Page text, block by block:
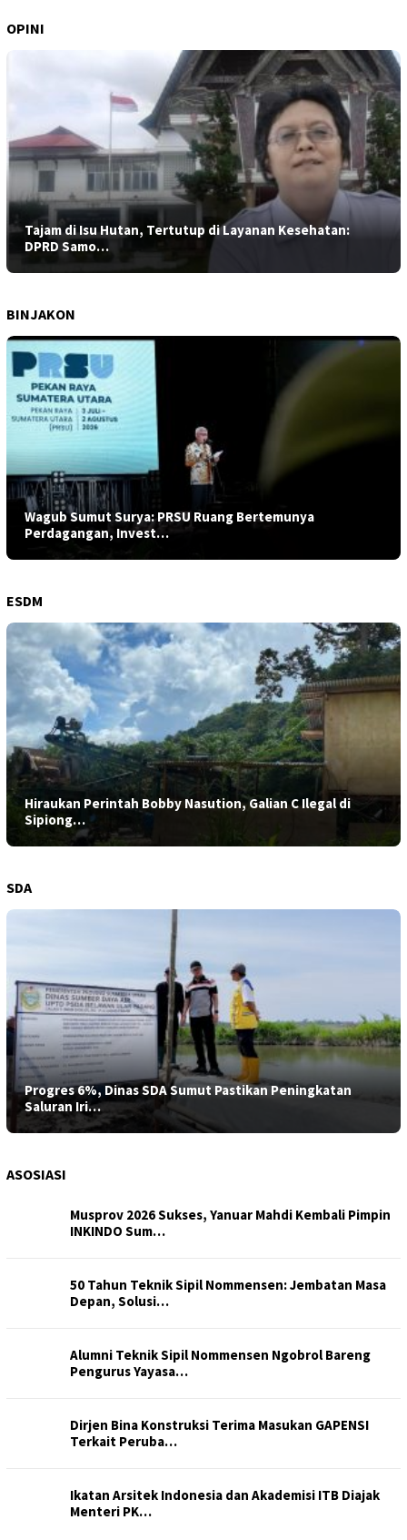
OPINI
Tajam di Isu Hutan, Tertutup di Layanan Kesehatan:
DPRD Samo…
BINJAKON
Wagub Sumut Surya: PRSU Ruang Bertemunya
Perdagangan, Invest…
ESDM
Hiraukan Perintah Bobby Nasution, Galian C Ilegal di
Sipiong…
SDA
Progres 6%, Dinas SDA Sumut Pastikan Peningkatan
Saluran Iri…
ASOSIASI
Musprov 2026 Sukses, Yanuar Mahdi Kembali Pimpin
INKINDO Sum…
50 Tahun Teknik Sipil Nommensen: Jembatan Masa
Depan, Solusi…
Alumni Teknik Sipil Nommensen Ngobrol Bareng
Pengurus Yayasa…
Dirjen Bina Konstruksi Terima Masukan GAPENSI
Terkait Peruba…
Ikatan Arsitek Indonesia dan Akademisi ITB Diajak
Menteri PK…